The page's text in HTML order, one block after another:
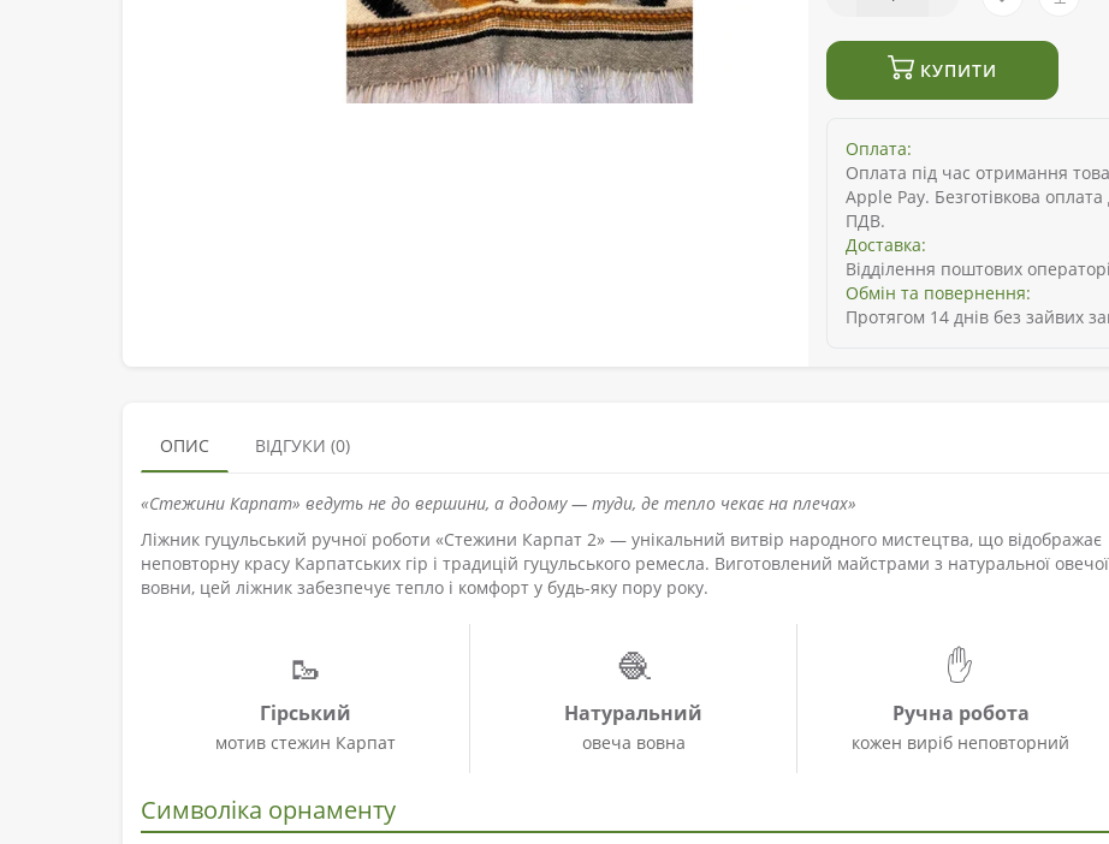
КУПИТИ
Оплата:
Оплата під час отримання
Apple Pay. Безготівкова
ПДВ.
Доставка:
Відділення поштових
Обмін та повернення:
Протягом 14 днів без зайвих
ОПИС ВІДГУКИ (0)
«Стежини Карпат» ведуть не до вершини, а додому — туди, де тепло чекає на плечах»
Ліжник гуцульський ручної роботи «Стежини Карпат 2» — унікальний витвір народного мистецтва, що відображає
неповторну красу Карпатських гір і традицій гуцульського ремесла. Виготовлений майстрами з натуральної овечої
вовни, цей ліжник забезпечує тепло і комфорт у будь-яку пору року.
🥾
Гірський
мотив стежин Карпат
🧶
Натуральний
овеча вовна
✋
Ручна робота
кожен виріб неповторний
Символіка орнаменту